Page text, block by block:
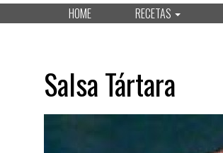
HOME RECETAS
Salsa Tártara